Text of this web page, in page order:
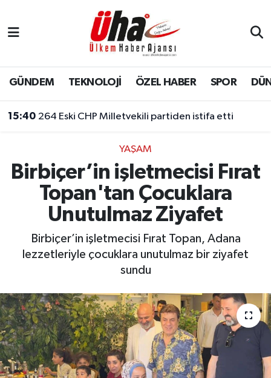
GÜNDEM TEKNOLOJİ ÖZEL HABER SPOR
15:40 264 Eski CHP Milletvekili partiden istifa etti
YAŞAM
Birbiçer’in işletmecisi Fırat
Topan'tan Çocuklara
Unutulmaz Ziyafet
Birbiçer’in işletmecisi Fırat Topan, Adana
lezzetleriyle çocuklara unutulmaz bir ziyafet
sundu
İstanbul Nöbetçi Eczaneler
İstanbul Hava Durumu
Süper Lig Puan Durumu ve Fikstür
Tüm Manşetler
Haber Arşivi